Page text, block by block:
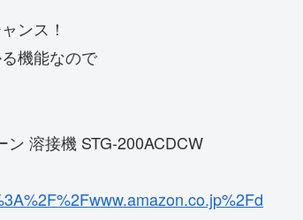
ンス！
機能なので
溶接機 STG-200ACDCW